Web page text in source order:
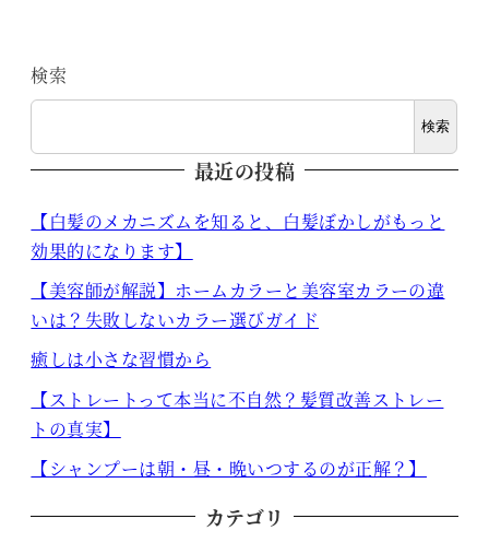
検索
検索
最近の投稿
【白髪のメカニズムを知ると、白髪ぼかしがもっと
効果的になります】
【美容師が解説】ホームカラーと美容室カラーの違
いは？失敗しないカラー選びガイド
癒しは小さな習慣から
【ストレートって本当に不自然？髪質改善ストレー
トの真実】
【シャンプーは朝・昼・晩いつするのが正解？】
カテゴリ